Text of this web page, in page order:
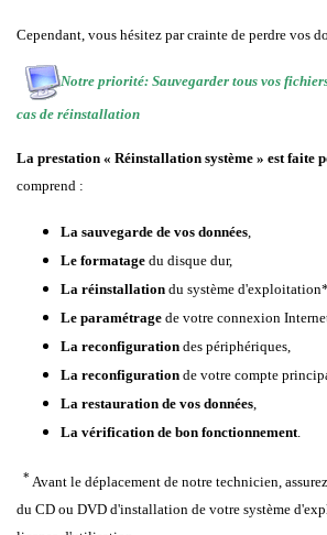
Cependant, vous hésitez par crainte de perdre vos
Notre priorité: Sauvegarder tous vos
cas de réinstallation
La prestation « Réinstallation système » est faite
comprend :
La sauvegarde de vos données,
Le formatage du disque dur,
La réinstallation du système
Le paramétrage de votre connexion
La reconfiguration des périphériques,
La reconfiguration de votre compte
La restauration de vos données,
La vérification de bon fonctionnement.
* Avant le déplacement de notre technicien,
du CD ou DVD d'installation de votre système